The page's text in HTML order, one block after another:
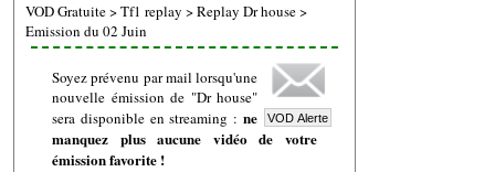
VOD Gratuite>Tf1 replay >Replay Dr house>
Emission du 02 Juin
Soyez prévenu par mail lorsqu'une
nouvelle émission de "Dr house"
sera disponible en streaming : ne
manquez plus aucune vidéo de votre
émission favorite !